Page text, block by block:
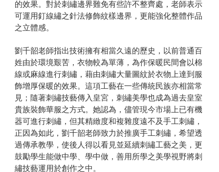
的效果。對於刺繡邊界難免有些許不整齊處，老師表示
可運用釘線繡之針法修飾紋樣邊界，更能強化整體作品
之立體感。
劉千韶老師指出技術擁有相當久遠的歷史，以前普通百
姓由於環境艱苦，衣物較為單薄，為作保暖民間會以棉
線或麻線進行刺繡，藉由刺繡大量圖紋於衣物上達到服
飾增厚保暖的效果。這項工藝在一些傳統民族亦相當常
見；隨著刺繡技藝傳入皇宮，刺繡美學也成為過去皇室
貴族裝飾華服之方式。她認為，儘管現今市場上已有機
器可進行刺繡，但其精緻度和複雜度遠不及手工刺繡，
正因為如此，劉千韶老師致力於推廣手工刺繡，希望透
過傳承教學，使後人得以看見並延續刺繡工藝之美，更
鼓勵學生能做中學、學中做，善用所學之美學視野將刺
繡技藝運用於創作之中。